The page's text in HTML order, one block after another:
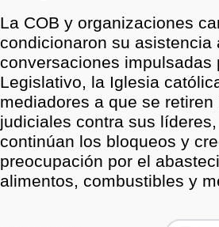
La COB y organizaciones
condicionaron su asistencia
conversaciones impulsadas
Legislativo, la Iglesia
mediadores a que se
judiciales contra sus
continúan los bloqueos y
preocupación por el
alimentos, combustibles y